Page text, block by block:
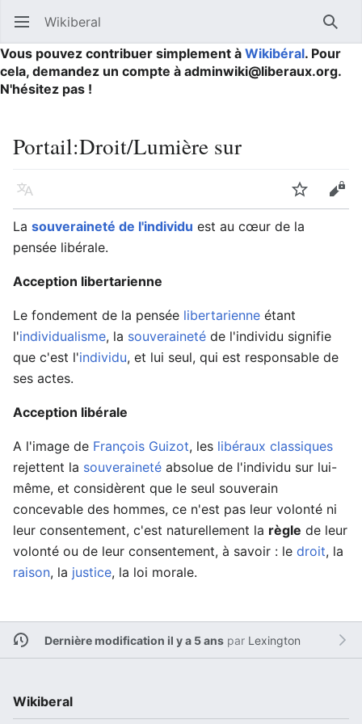
Ouvrir le menu principal Wikiberal
Vous pouvez contribuer simplement à Wikibéral. Pour
cela, demandez un compte à adminwiki@liberaux.org.
N'hésitez pas !
Portail:Droit/Lumière sur
Langue Suivre
La souveraineté de l'individu est au cœur de la
pensée libérale.
Acception libertarienne
Le fondement de la pensée libertarienne étant
l'individualisme, la souveraineté de l'individu signifie
que c'est l'individu, et lui seul, qui est responsable de
ses actes.
Acception libérale
A l'image de François Guizot, les libéraux classiques
rejettent la souveraineté absolue de l'individu sur lui-
même, et considèrent que le seul souverain
concevable des hommes, ce n'est pas leur volonté ni
leur consentement, c'est naturellement la règle de leur
volonté ou de leur consentement, à savoir : le droit, la
raison, la justice, la loi morale.
Dernière modification il y a 5 anspar Lexington
Wikiberal